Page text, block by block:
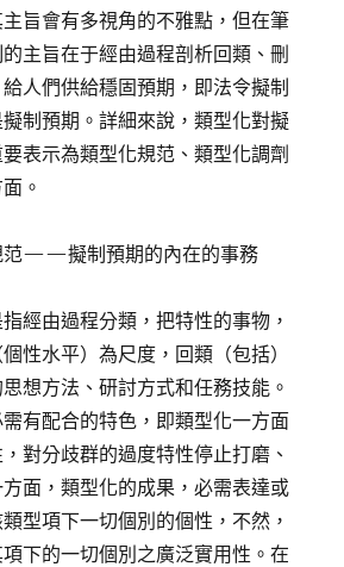
旨會有多視角的不雅點，但在筆
主旨在于經由過程剖析回類、刪
人們供給穩固預期，即法令擬制
制預期。詳細來說，類型化對擬
表示為類型化規范、類型化調劑
。
范——擬制預期的內在的事務
經由過程分類，把特性的事物，
性水平）為尺度，回類（包括）
想方法、研討方式和任務技能。
有配合的特色，即類型化一方面
對分歧群的過度特性停止打磨、
面，類型化的成果，必需表達或
型項下一切個別的個性，不然，
下的一切個別之廣泛實用性。在